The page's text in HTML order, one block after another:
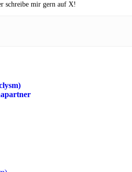
schreibe mir gern auf X!